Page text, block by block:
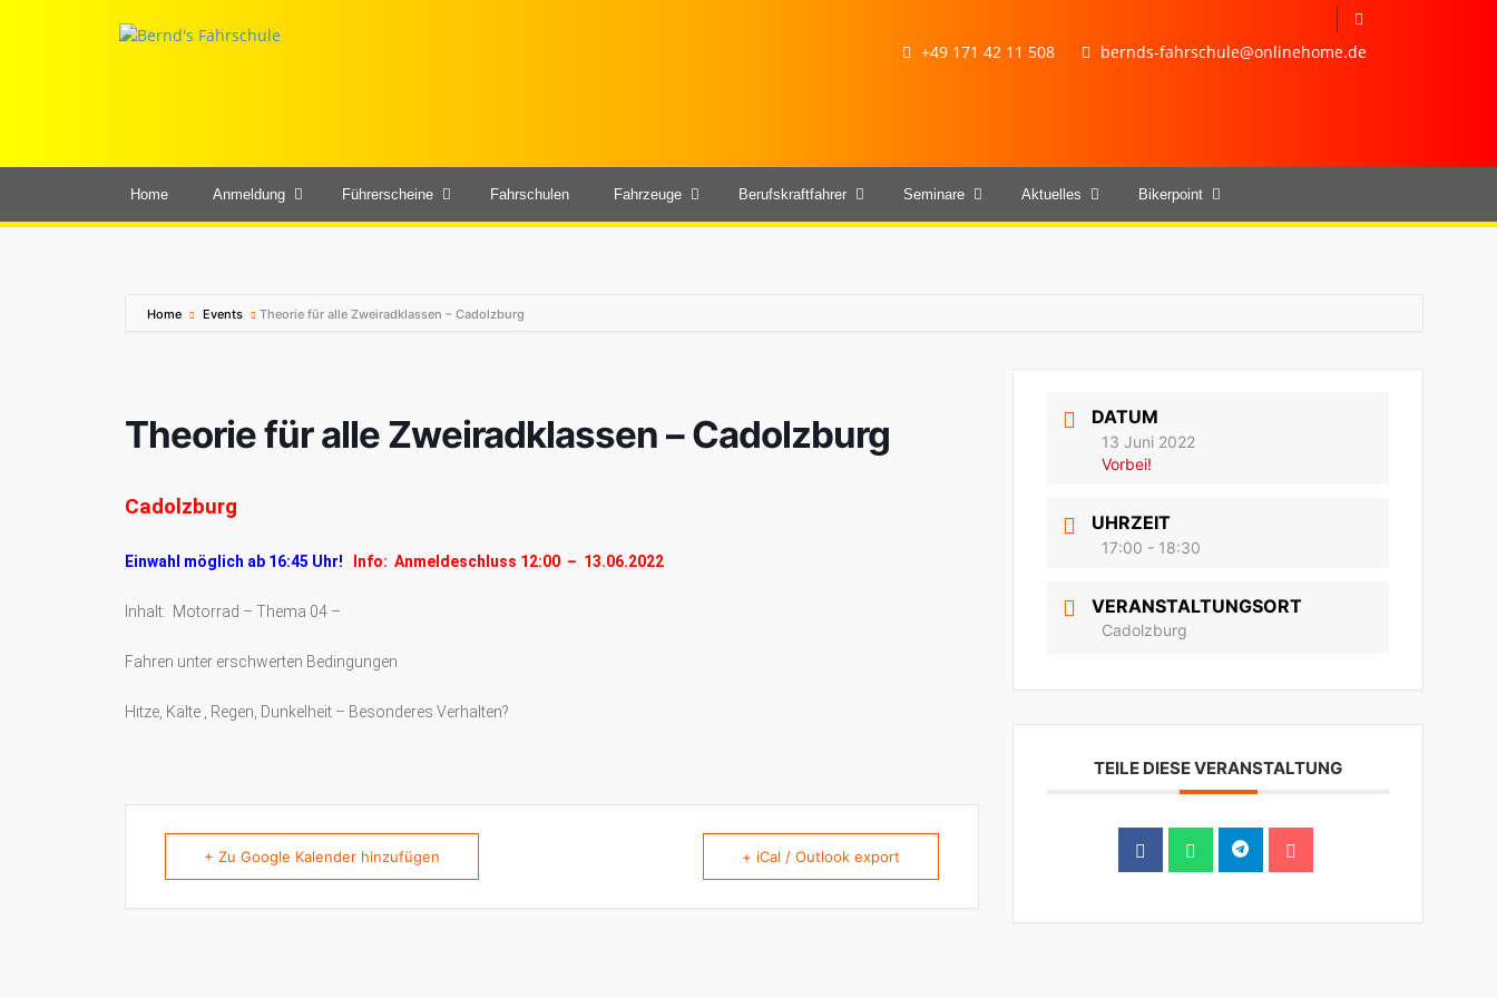
+49 171 42 11 508 bernds-fahrschule@onlinehome.de
Home Anmeldung Führerscheine Fahrschulen Fahrzeuge Berufskraftfahrer Seminare Aktuelles Bikerpoint
Home Events Theorie für alle Zweiradklassen – Cadolzburg
Theorie für alle Zweiradklassen – Cadolzburg
Cadolzburg
Einwahl möglich ab 16:45 Uhr! Info: Anmeldeschluss 12:00 – 13.06.2022
Inhalt: Motorrad – Thema 04 –
Fahren unter erschwerten Bedingungen
Hitze, Kälte , Regen, Dunkelheit – Besonderes Verhalten?
+ Zu Google Kalender hinzufügen + iCal / Outlook export
DATUM
13 Juni 2022
Vorbei!
UHRZEIT
17:00 - 18:30
VERANSTALTUNGSORT
Cadolzburg
TEILE DIESE VERANSTALTUNG